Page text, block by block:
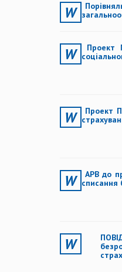
Проект
Проект
АРВ до
списання